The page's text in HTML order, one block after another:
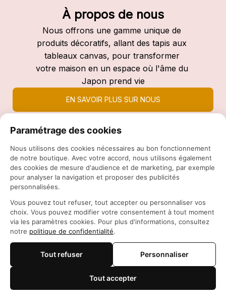
À propos de nous
Nous offrons une gamme unique de
produits décoratifs, allant des tapis aux
tableaux canvas, pour transformer
votre maison en un espace où l'âme du
Japon prend vie
EN SAVOIR PLUS SUR NOUS
Siège social: 21 Rue des Filles du Calvaire, 75003
Paris, France
WhatsApp: https://wa.me/+84966206648
support@maisonotaku.com
Paramétrage des cookies
Nous utilisons des cookies nécessaires au bon fonctionnement
de notre boutique. Avec votre accord, nous utilisons également
des cookies de mesure d'audience et de marketing, par exemple
pour analyser la navigation et proposer des publicités
personnalisées.
Vous pouvez tout refuser, tout accepter ou personnaliser vos
choix. Vous pouvez modifier votre consentement à tout moment
via les paramètres cookies. Pour plus d'informations, consultez
notre politique de confidentialité.
Tout refuser Personnaliser
Tout accepter